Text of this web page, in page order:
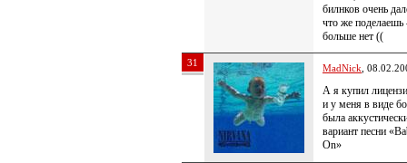
билнков очень
что же
больше нет ((
31 MadNick ,
А я купил
и у меня в виде
была
вариант песни
On»